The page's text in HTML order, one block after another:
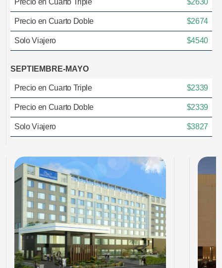
Precio en Cuarto Triple $2630
Precio en Cuarto Doble $2674
Solo Viajero $4540
SEPTIEMBRE-MAYO
Precio en Cuarto Triple $2339
Precio en Cuarto Doble $2339
Solo Viajero $3827